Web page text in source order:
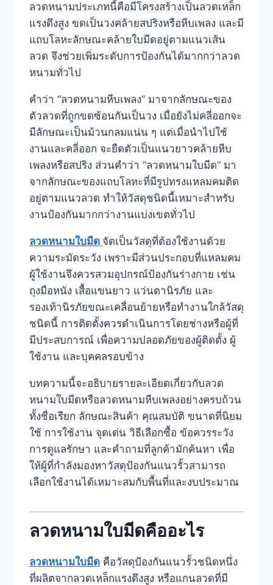
ลวดหนามประเภทนี้คือมีโครงสร้างเป็นลวดเหล็ก
แรงดึงสูง ขดเป็นวงคล้ายสปริงหรือหีบเพลง และมี
แถบโลหะลักษณะคล้ายใบมีดอยู่ตามแนวเส้น
ลวด จึงช่วยเพิ่มระดับการป้องกันได้มากกว่าลวด
หนามทั่วไป
คำว่า “ลวดหนามหีบเพลง” มาจากลักษณะของ
ตัวลวดที่ถูกขดซ้อนกันเป็นวง เมื่อยังไม่คลี่ออกจะ
มีลักษณะเป็นม้วนกลมแน่น ๆ แต่เมื่อนำไปใช้
งานและคลี่ออก จะยืดตัวเป็นแนวยาวคล้ายหีบ
เพลงหรือสปริง ส่วนคำว่า “ลวดหนามใบมีด” มา
จากลักษณะของแถบโลหะที่มีรูปทรงแหลมคมติด
อยู่ตามแนวลวด ทำให้วัสดุชนิดนี้เหมาะสำหรับ
งานป้องกันมากกว่างานแบ่งเขตทั่วไป
ลวดหนามใบมีด จัดเป็นวัสดุที่ต้องใช้งานด้วย
ความระมัดระวัง เพราะมีส่วนประกอบที่แหลมคม
ผู้ใช้งานจึงควรสวมอุปกรณ์ป้องกันร่างกาย เช่น
ถุงมือหนัง เสื้อแขนยาว แว่นตานิรภัย และ
รองเท้านิรภัยขณะเคลื่อนย้ายหรือทำงานใกล้วัสดุ
ชนิดนี้ การติดตั้งควรดำเนินการโดยช่างหรือผู้ที่
มีประสบการณ์ เพื่อความปลอดภัยของผู้ติดตั้ง ผู้
ใช้งาน และบุคคลรอบข้าง
บทความนี้จะอธิบายรายละเอียดเกี่ยวกับลวด
หนามใบมีดหรือลวดหนามหีบเพลงอย่างครบถ้วน
ทั้งชื่อเรียก ลักษณะสินค้า คุณสมบัติ ขนาดที่นิยม
ใช้ การใช้งาน จุดเด่น วิธีเลือกซื้อ ข้อควรระวัง
การดูแลรักษา และคำถามที่ลูกค้ามักค้นหา เพื่อ
ให้ผู้ที่กำลังมองหาวัสดุป้องกันแนวรั้วสามารถ
เลือกใช้งานได้เหมาะสมกับพื้นที่และงบประมาณ
ลวดหนามใบมีดคืออะไร
ลวดหนามใบมีด คือวัสดุป้องกันแนวรั้วชนิดหนึ่ง
ที่ผลิตจากลวดเหล็กแรงดึงสูง หรือแกนลวดที่มี